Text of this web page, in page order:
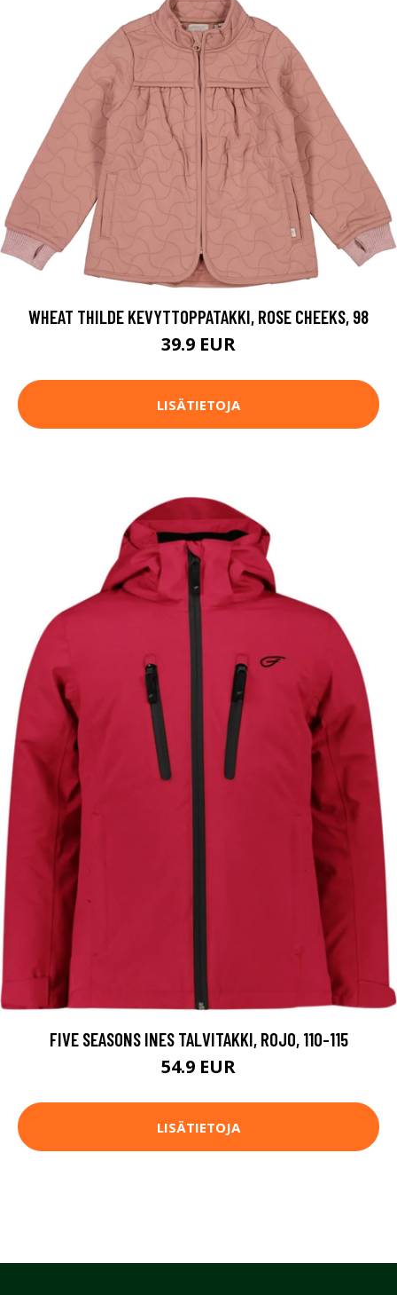
WHEAT THILDE KEVYTTOPPATAKKI, ROSE CHEEKS, 98
39.9 EUR
LISÄTIETOJA
FIVE SEASONS INES TALVITAKKI, ROJO, 110-115
54.9 EUR
LISÄTIETOJA